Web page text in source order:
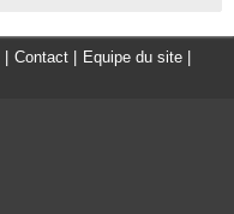
Contact Equipe du site